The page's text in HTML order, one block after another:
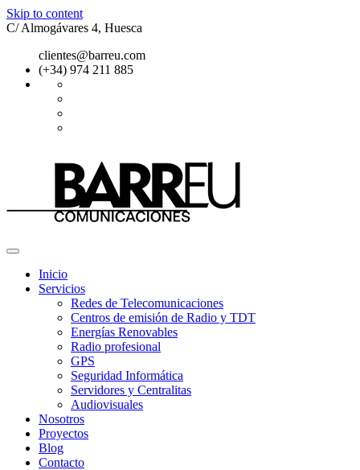
Skip to content
C/ Almogávares 4, Huesca
clientes@barreu.com
(+34) 974 211 885
Inicio
Servicios
Redes de Telecomunicaciones
Centros de emisión de Radio y TDT
Energías Renovables
Radio profesional
GPS
Seguridad Informática
Servidores y Centralitas
Audiovisuales
Nosotros
Proyectos
Blog
Contacto